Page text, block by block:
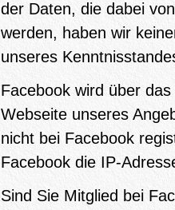
der Daten, die dabei
werden, haben wir
unseres
Facebook wird über
Webseite unseres
nicht bei Facebook
Facebook die IP-
Sind Sie Mitglied bei